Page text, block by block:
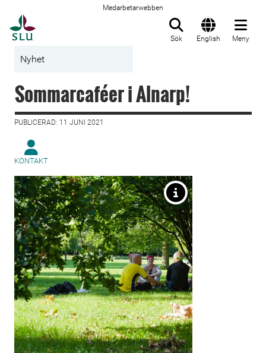
Medarbetarwebben
Sök English Meny
Nyhet
Sommarcaféer i Alnarp!
PUBLICERAD: 11 JUNI 2021
KONTAKT